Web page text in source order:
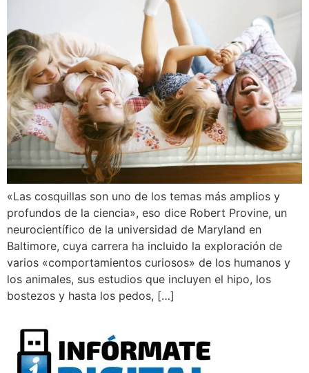
«Las cosquillas son uno de los temas más amplios y
profundos de la ciencia», eso dice Robert Provine, un
neurocientífico de la universidad de Maryland en
Baltimore, cuya carrera ha incluido la exploración de
varios «comportamientos curiosos» de los humanos y
los animales, sus estudios que incluyen el hipo, los
bostezos y hasta los pedos, […]